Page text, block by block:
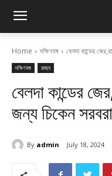
Home দক্ষিণবঙ্গ বেলদা কান্ডের
দক্ষিণবঙ্গ রাজ্য
বেলদা কান্ডের
জন্য চিকেন
By admin July 18, 2024